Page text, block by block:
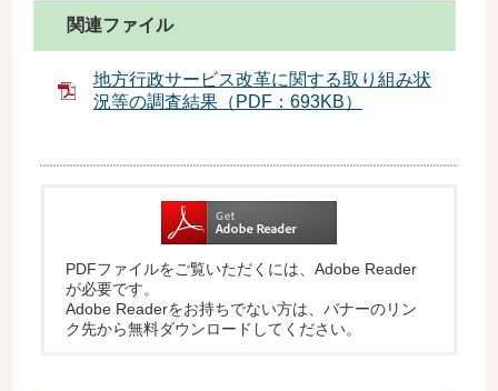
関連ファイル
地方行政サービス改革に関する取り組み状
況等の調査結果（PDF：693KB）
PDFファイルをご覧いただくには、Adobe Reader
が必要です。
Adobe Readerをお持ちでない方は、バナーのリン
ク先から無料ダウンロードしてください。